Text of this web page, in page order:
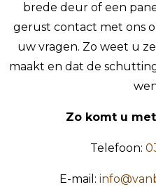
brede deur of een
gerust contact met ons
uw vragen. Zo weet u
maakt en dat de
Zo komt u
Telefoon:
E-mail: